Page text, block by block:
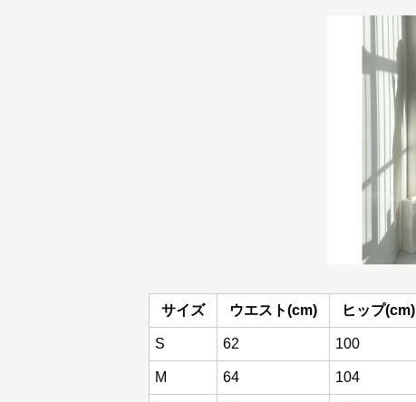
サイズ ウエスト(cm) ヒップ(cm)
S 62 100
M 64 104